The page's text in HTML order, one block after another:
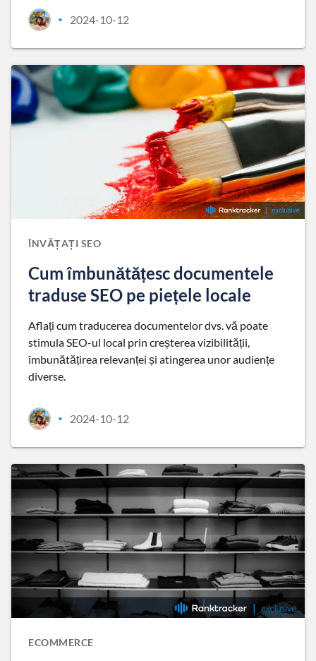
• 2024-10-12
ÎNVĂȚAȚI SEO
Cum îmbunătățesc documentele
traduse SEO pe piețele locale
Aflați cum traducerea documentelor dvs. vă poate
stimula SEO-ul local prin creșterea vizibilității,
îmbunătățirea relevanței și atingerea unor audiențe
diverse.
• 2024-10-12
ECOMMERCE